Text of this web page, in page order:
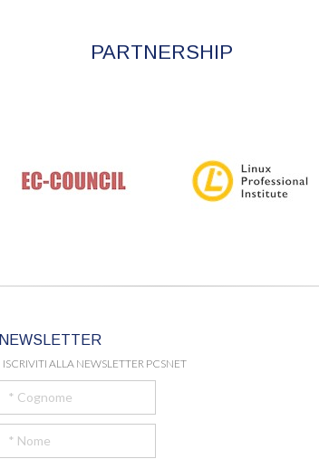
PARTNERSHIP
NEWSLETTER
ISCRIVITI ALLA NEWSLETTER PCSNET